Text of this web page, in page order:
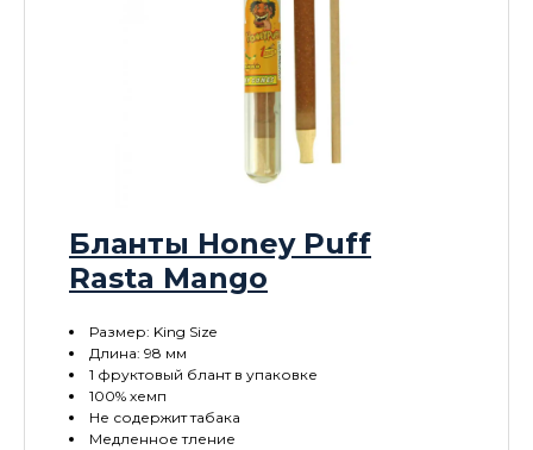
Бланты Honey Puff
Rasta Mango
Размер: King Size
Длина: 98 мм
1 фруктовый блант в упаковке
100% хемп
Не содержит табака
Медленное тление